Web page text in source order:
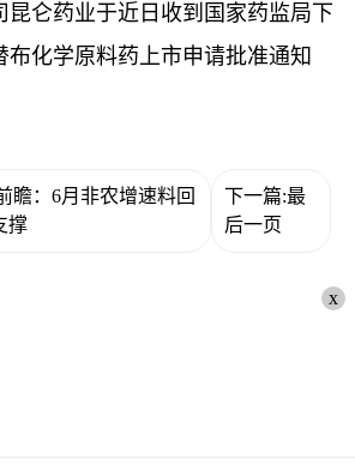
昆仑药业于近日收到国家药监局下
布化学原料药上市申请批准通知
瞻：6月非农增速料回
撑
下一篇:最
后一页
x